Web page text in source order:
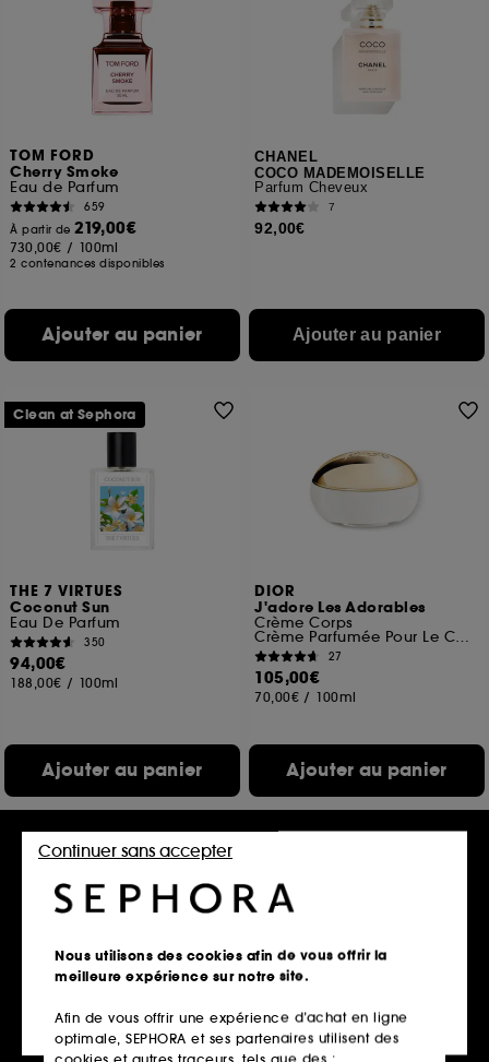
TOM FORD
Cherry Smoke
Eau de Parfum
659
À partir de219,00€
730,00€ / 100ml
2 contenances disponibles
Ajouter au panier
CHANEL
COCO MADEMOISELLE
Parfum Cheveux
7
92,00€
Ajouter au panier
THE 7 VIRTUES
Coconut Sun
Eau De Parfum
350
94,00€
188,00€ / 100ml
Ajouter au panier
Clean at Sephora
DIOR
J'adore Les Adorables
Crème Corps
Crème Parfumée Pour Le Corps
27
105,00€
70,00€ / 100ml
Ajouter au panier
CHLOÉ
Chloé Atelier des Fleurs
Violette
ACQUA DI PARMA
Signatures of the Sun
Magnolia Infinita
Nous utilisons des cookies afin de vous offrir la
meilleure expérience sur notre site.
Afin de vous offrir une expérience d’achat en ligne
optimale, SEPHORA et ses partenaires utilisent des
cookies et autres traceurs, tels que des :
Continuer sans accepter